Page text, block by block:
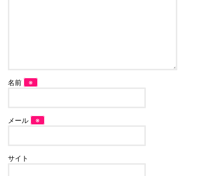
名前 ※
メール ※
サイト